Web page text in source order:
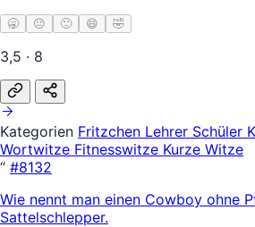
🥱 😐 🙂 😄 🤣
3,5 · 8
Kategorien Fritzchen Lehrer Schüler
Wortwitze Fitnesswitze Kurze Witze
“ #8132
Wie nennt man einen Cowboy ohne
Sattelschlepper.